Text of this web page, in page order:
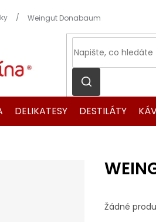
DELIKATESY DESTILÁTY
Weingut Donabaum
Žádné